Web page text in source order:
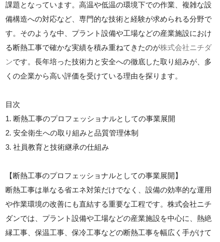
課題となっています。高温や低温の環境下での作業、複雑な設
備構造への対応など、専門的な技術と経験が求められる分野で
す。そのような中、プラント設備や工場などの産業施設におけ
る断熱工事で確かな実績を積み重ねてきたのが株式会社ニチダ
ンです。長年培った技術力と安全への徹底した取り組みが、多
くの企業から高い評価を受けている理由を探ります。
目次
1. 断熱工事のプロフェッショナルとしての事業展開
2. 安全衛生への取り組みと品質管理体制
3. 社員教育と技術継承の仕組み
【断熱工事のプロフェッショナルとしての事業展開】
断熱工事は単なる省エネ対策だけでなく、設備の効率的な運用
や作業環境の改善にも直結する重要な工程です。株式会社ニチ
ダンでは、プラント設備や工場などの産業施設を中心に、熱絶
縁工事、保温工事、保冷工事などの断熱工事を幅広く手がけて